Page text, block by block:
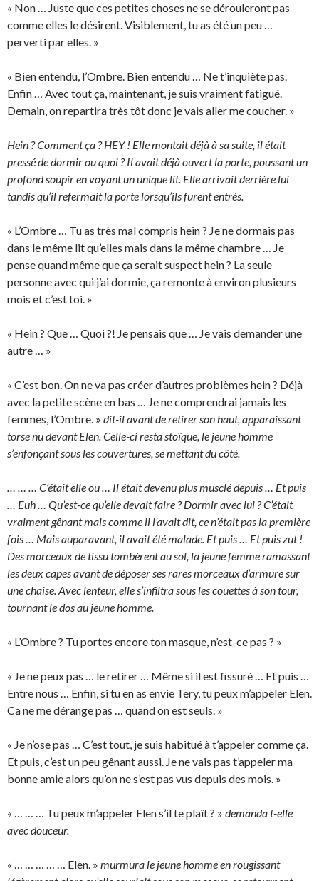
« Non … Juste que ces petites choses ne se dérouleront pas
comme elles le désirent. Visiblement, tu as été un peu …
perverti par elles. »
« Bien entendu, l’Ombre. Bien entendu … Ne t’inquiète pas.
Enfin … Avec tout ça, maintenant, je suis vraiment fatigué.
Demain, on repartira très tôt donc je vais aller me coucher. »
Hein ? Comment ça ? HEY ! Elle montait déjà à sa suite, il était
pressé de dormir ou quoi ? Il avait déjà ouvert la porte, poussant un
profond soupir en voyant un unique lit. Elle arrivait derrière lui
tandis qu’il refermait la porte lorsqu’ils furent entrés.
« L’Ombre … Tu as très mal compris hein ? Je ne dormais pas
dans le même lit qu’elles mais dans la même chambre … Je
pense quand même que ça serait suspect hein ? La seule
personne avec qui j’ai dormie, ça remonte à environ plusieurs
mois et c’est toi. »
« Hein ? Que … Quoi ?! Je pensais que … Je vais demander une
autre … »
« C’est bon. On ne va pas créer d’autres problèmes hein ? Déjà
avec la petite scène en bas … Je ne comprendrai jamais les
femmes, l’Ombre. » dit-il avant de retirer son haut, apparaissant
torse nu devant Elen. Celle-ci resta stoïque, le jeune homme
s’enfonçant sous les couvertures, se mettant du côté.
… … … C’était elle ou … Il était devenu plus musclé depuis … Et puis
… Euh … Qu’est-ce qu’elle devait faire ? Dormir avec lui ? C’était
vraiment gênant mais comme il l’avait dit, ce n’était pas la première
fois … Mais auparavant, il avait été malade. Et puis … Et puis zut !
Des morceaux de tissu tombèrent au sol, la jeune femme ramassant
les deux capes avant de déposer ses rares morceaux d’armure sur
une chaise. Avec lenteur, elle s’infiltra sous les couettes à son tour,
tournant le dos au jeune homme.
« L’Ombre ? Tu portes encore ton masque, n’est-ce pas ? »
« Je ne peux pas … le retirer … Même si il est fissuré … Et puis …
Entre nous … Enfin, si tu en as envie Tery, tu peux m’appeler Elen.
Ca ne me dérange pas … quand on est seuls. »
« Je n’ose pas … C’est tout, je suis habitué à t’appeler comme ça.
Et puis, c’est un peu gênant aussi. Je ne vais pas t’appeler ma
bonne amie alors qu’on ne s’est pas vus depuis des mois. »
« … … … Tu peux m’appeler Elen s’il te plaît ? » demanda t-elle
avec douceur.
« … … … … … Elen. » murmura le jeune homme en rougissant